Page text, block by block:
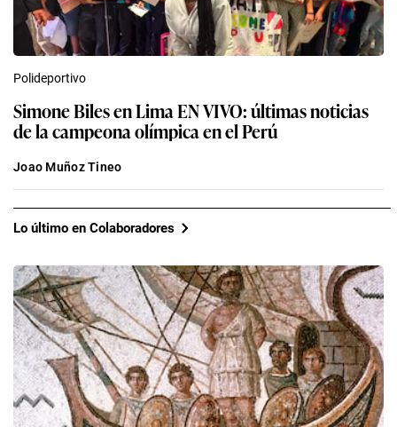
Polideportivo
Simone Biles en Lima EN VIVO: últimas noticias
de la campeona olímpica en el Perú
Joao Muñoz Tineo
Lo último en Colaboradores